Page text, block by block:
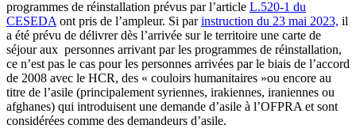
programmes de réinstallation prévus par l’article L.520-1 du
CESEDAont pris de l’ampleur. Si parinstruction du 23 mai 2023, il
a été prévu de délivrer dès l’arrivée sur le territoire une carte de
séjour aux personnes arrivant par les programmes de réinstallation,
ce n’est pas le cas pour les personnes arrivées par le biais de l’accord
de 2008 avec le HCR, des « couloirs humanitaires »ou encore au
titre de l’asile (principalement syriennes, irakiennes, iraniennes ou
afghanes) qui introduisent une demande d’asile à l’OFPRA et sont
considérées comme des demandeurs d’asile.